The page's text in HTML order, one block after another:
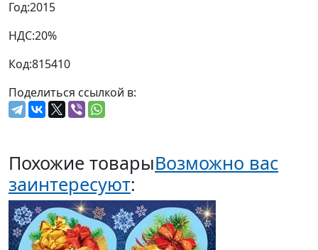
Год:2015
НДС:20%
Код:815410
Поделиться ссылкой в:
Похожие товарыВозможно вас
заинтересуют: